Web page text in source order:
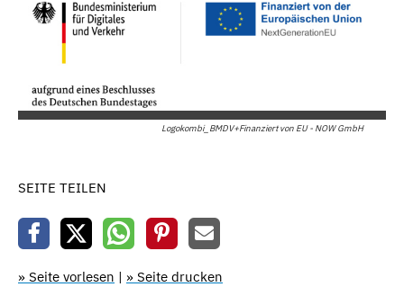
Logokombi_BMDV+Finanziert von EU - NOW GmbH
SEITE TEILEN
» Seite vorlesen | » Seite drucken